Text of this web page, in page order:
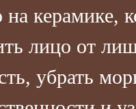
керамике,
лицо от
убрать